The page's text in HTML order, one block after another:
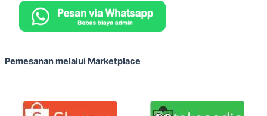
Pemesanan melalui Marketplace